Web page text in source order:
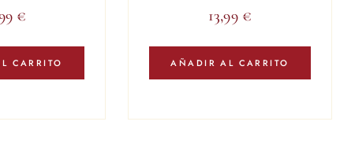
€
CARRITO
13,99 €
AÑADIR AL CARRITO